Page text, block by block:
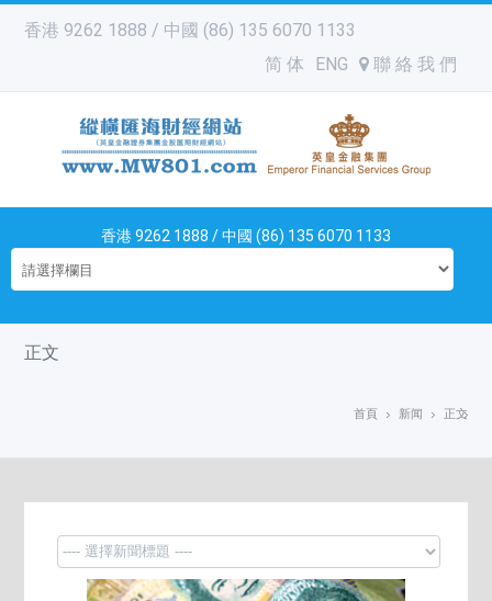
香港 9262 1888 / 中國 (86) 135 6070 1133
简 体
ENG 聯 絡 我 們
香港 9262 1888 / 中國 (86) 135 6070 1133
正文
首頁 新闻 正文